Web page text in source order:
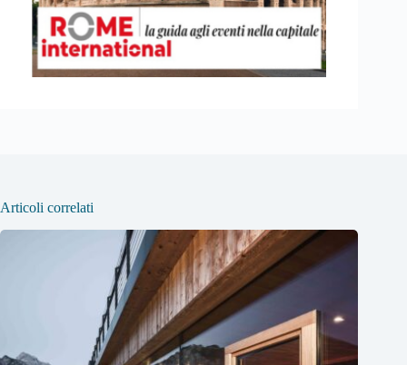
Articoli correlati